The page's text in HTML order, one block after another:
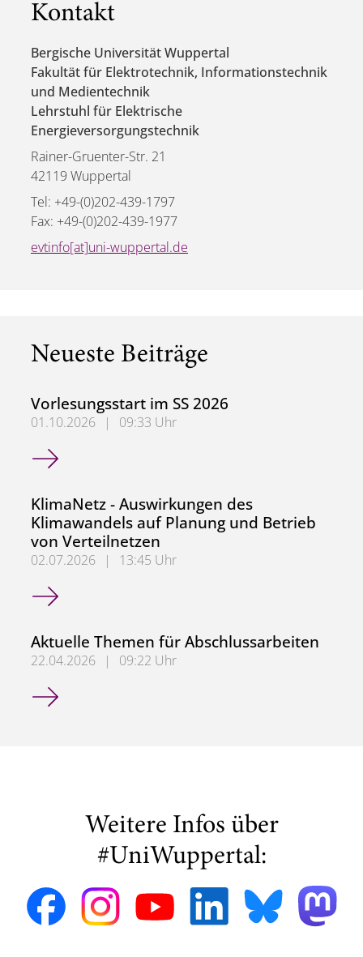
Kontakt
Bergische Universität Wuppertal
Fakultät für Elektrotechnik, Informationstechnik
und Medientechnik
Lehrstuhl für Elektrische
Energieversorgungstechnik
Rainer-Gruenter-Str. 21
42119 Wuppertal
Tel: +49-(0)202-439-1797
Fax: +49-(0)202-439-1977
evtinfo[at]uni-wuppertal.de
Neueste Beiträge
Vorlesungsstart im SS 2026
01.10.2026 |
09:33 Uhr
Vorlesungsstart im SS 2026
KlimaNetz - Auswirkungen des
Klimawandels auf Planung und Betrieb
von Verteilnetzen
02.07.2026 |
13:45 Uhr
KlimaNetz - Auswirkungen des Klimawandels auf
Aktuelle Themen für Abschlussarbeiten
22.04.2026 |
09:22 Uhr
Aktuelle Themen für Abschlussarbeiten
Weitere Infos über
#UniWuppertal: